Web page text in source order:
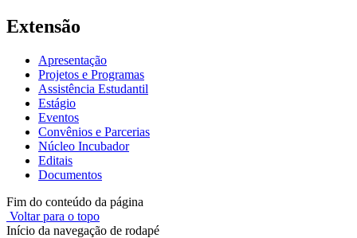
Extensão
Apresentação
Projetos e Programas
Assistência Estudantil
Estágio
Eventos
Convênios e Parcerias
Núcleo Incubador
Editais
Documentos
Fim do conteúdo da página
Voltar para o topo
Início da navegação de rodapé